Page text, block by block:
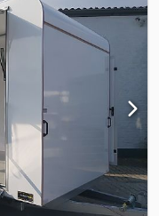
12:30 e das 14:00 às
loja online em
protegidos por
10/25. A imagem
e não são
de qualidade na
de 850 reboques
/ oficina para
- Böckmann -
- HENRA - Koch - Martz
- WM Meyer e
novos, com garantia e